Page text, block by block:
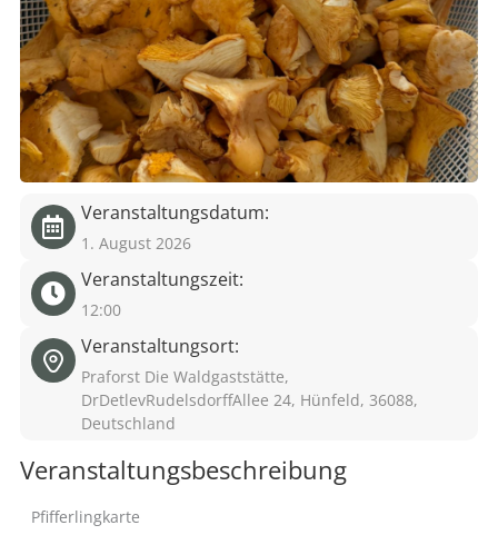
Veranstaltungsdatum:
1. August 2026
Veranstaltungszeit:
12:00
Veranstaltungsort:
Praforst Die Waldgaststätte,
DrDetlevRudelsdorffAllee 24, Hünfeld, 36088,
Deutschland
Veranstaltungsbeschreibung
Pfifferlingkarte